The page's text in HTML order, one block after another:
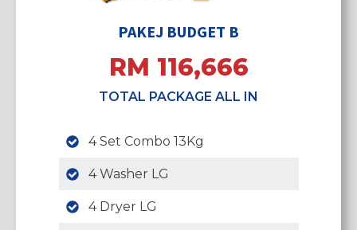
PAKEJ BUDGET B
RM 116,666
TOTAL PACKAGE ALL IN
4 Set Combo 13Kg
4 Washer LG
4 Dryer LG